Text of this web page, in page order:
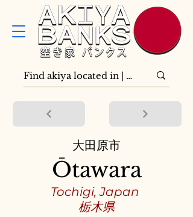
大田原市
Tochigi, Japan
Ōtawara
栃木県